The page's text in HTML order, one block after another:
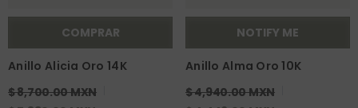
COMPRAR
Anillo Alicia Oro 14K
$ 8,700.00 MXN
NOTIFY ME
Anillo Alma Oro 10K
$ 4,940.00 MXN